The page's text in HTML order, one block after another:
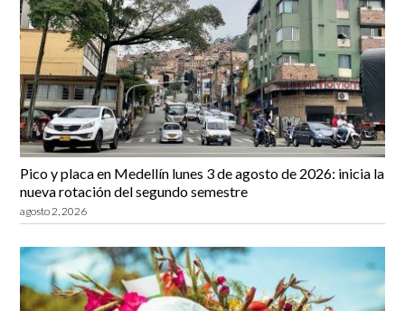
Pico y placa en Medellín lunes 3 de agosto de 2026: inicia la
nueva rotación del segundo semestre
agosto 2, 2026